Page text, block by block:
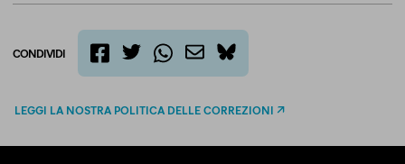
CONDIVIDI
bluesky
LEGGI LA NOSTRA POLITICA DELLE CORREZIONI